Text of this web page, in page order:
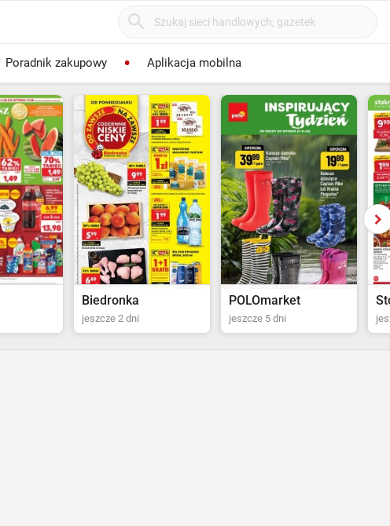
Poradnik zakupowy Aplikacja mobilna
POLOmarket
jeszcze 5 dni jeszcze 6 dni